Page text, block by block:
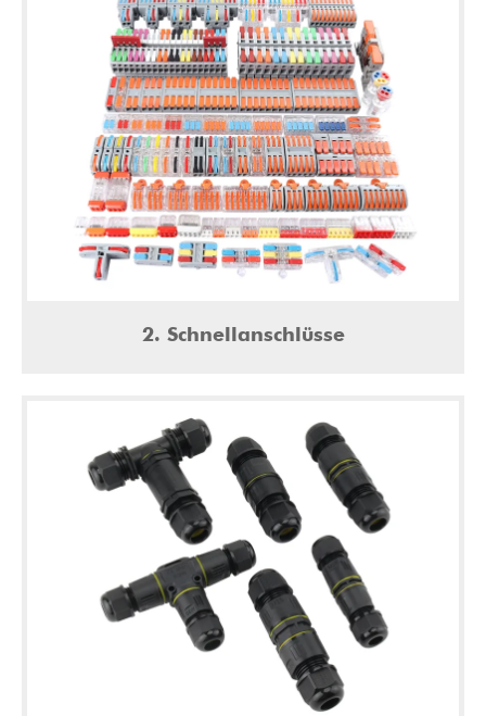
2. Schnellanschlüsse